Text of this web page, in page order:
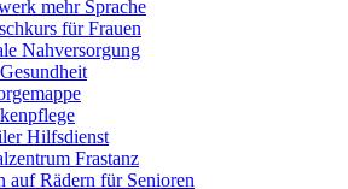
mehr Sprache
für Frauen
Nahversorgung
Hilfsdienst
Frastanz
auf Rädern für Senioren